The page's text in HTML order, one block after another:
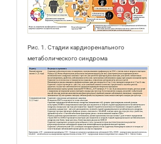
Рис. 1. Стадии кардиоренального
метаболического синдрома